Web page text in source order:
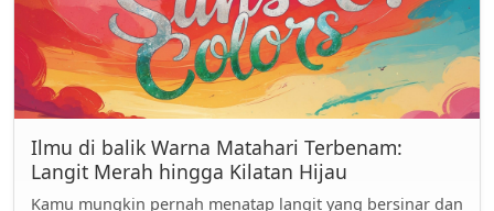
Ilmu di balik Warna Matahari Terbenam:
Langit Merah hingga Kilatan Hijau
Kamu mungkin pernah menatap langit yang bersinar dan